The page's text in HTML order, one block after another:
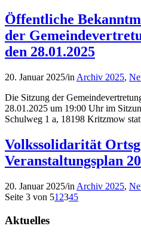
Öffentliche
der
den 28.01.2025
20. Januar 2025/in Archiv 2025,
Die Sitzung der
28.01.2025 um 19:00 Uhr im
Schulweg 1 a, 18198 Kritzmow
Volkssolidarität
Veranstaltungsplan
20. Januar 2025/in Archiv 2025,
Seite 3 von 51 2345
Aktuelles